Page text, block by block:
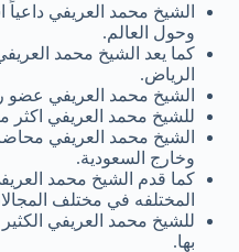
الشيخ محمد العريفي
وحول العالم.
كما يعد الشيخ محمد
الرياض.
الشيخ محمد العريفي عضو
للشيخ محمد العريفي
الشيخ محمد العريفي
وخارج السعودية.
كما قدم الشيخ محمد
المختلفه في مختلف
للشيخ محمد العريفي
بها.